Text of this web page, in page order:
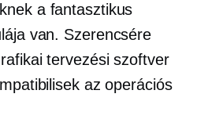
a fantasztikus
van. Szerencsére
tervezési szoftver
az operációs